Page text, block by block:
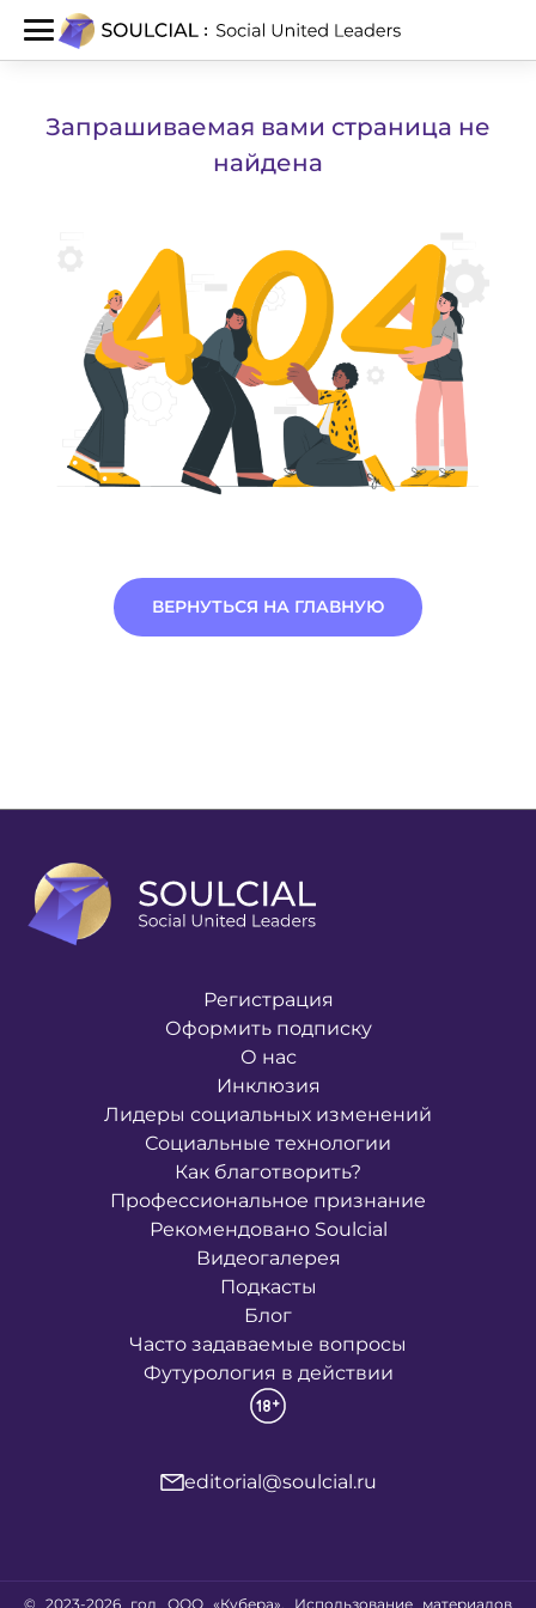
Запрашиваемая вами страница не
найдена
ВЕРНУТЬСЯ НА ГЛАВНУЮ
Регистрация
Оформить подписку
О нас
Инклюзия
Лидеры социальных изменений
Социальные технологии
Как благотворить?
Профессиональное признание
Рекомендовано Soulcial
Видеогалерея
Подкасты
Блог
Часто задаваемые вопросы
Футурология в действии
editorial@soulcial.ru
© 2023-2026 год ООО «Кубера». Использование материалов